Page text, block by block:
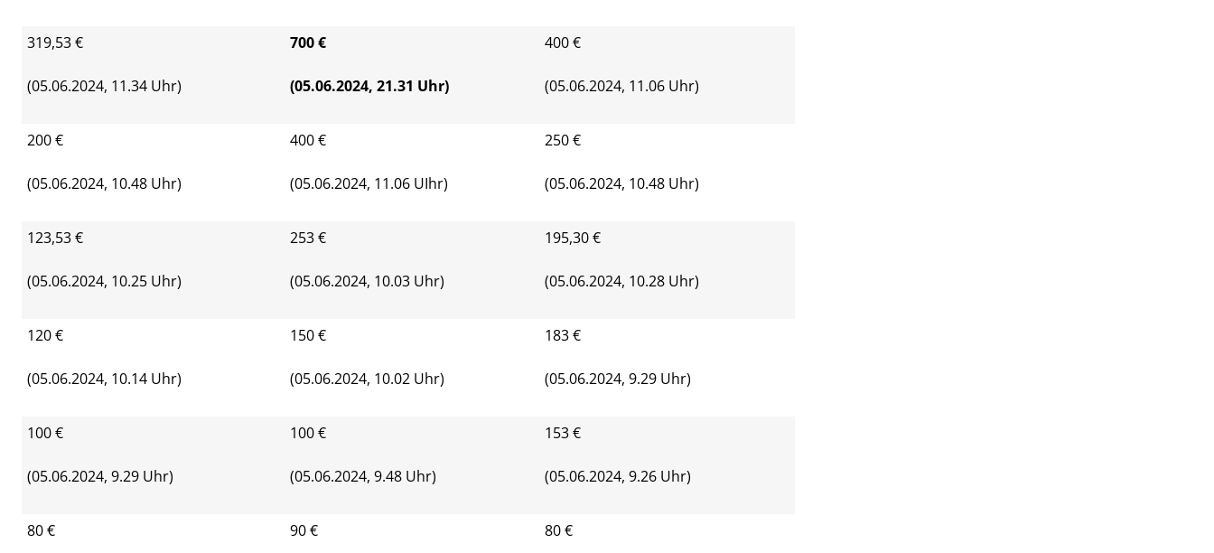
319,53 €
(05.06.2024, 11.34 Uhr)
700 €
(05.06.2024, 21.31 Uhr)
400 €
(05.06.2024, 11.06 Uhr)
200 €
(05.06.2024, 10.48 Uhr)
400 €
(05.06.2024, 11.06 UIhr)
250 €
(05.06.2024, 10.48 Uhr)
123,53 €
(05.06.2024, 10.25 Uhr)
253 €
(05.06.2024, 10.03 Uhr)
195,30 €
(05.06.2024, 10.28 Uhr)
120 €
(05.06.2024, 10.14 Uhr)
150 €
(05.06.2024, 10.02 Uhr)
183 €
(05.06.2024, 9.29 Uhr)
100 €
(05.06.2024, 9.29 Uhr)
100 €
(05.06.2024, 9.48 Uhr)
153 €
(05.06.2024, 9.26 Uhr)
80 € 90 € 80 €